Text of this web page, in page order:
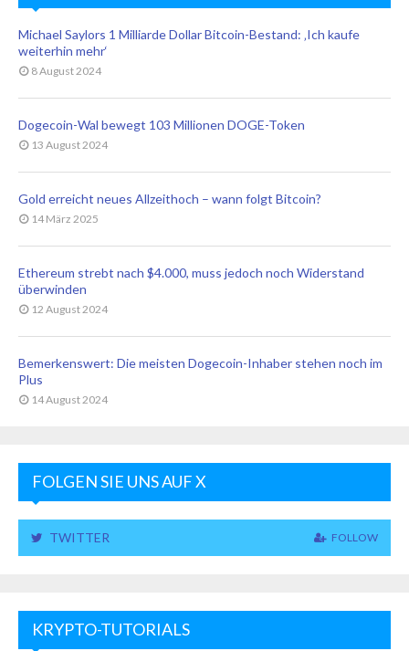
Michael Saylors 1 Milliarde Dollar Bitcoin-Bestand: ‚Ich kaufe
weiterhin mehr‘
8 August 2024
Dogecoin-Wal bewegt 103 Millionen DOGE-Token
13 August 2024
Gold erreicht neues Allzeithoch – wann folgt Bitcoin?
14 März 2025
Ethereum strebt nach $4.000, muss jedoch noch Widerstand
überwinden
12 August 2024
Bemerkenswert: Die meisten Dogecoin-Inhaber stehen noch im
Plus
14 August 2024
FOLGEN SIE UNS AUF X
TWITTER FOLLOW
KRYPTO-TUTORIALS